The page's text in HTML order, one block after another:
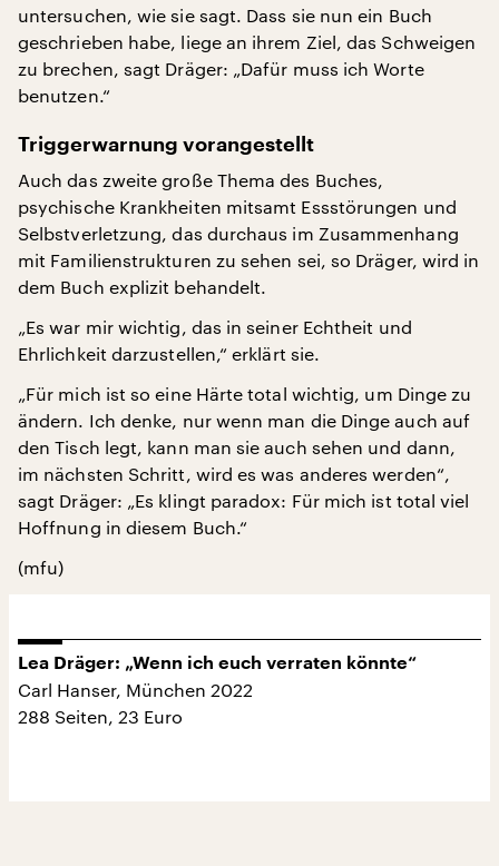
untersuchen, wie sie sagt. Dass sie nun ein Buch
geschrieben habe, liege an ihrem Ziel, das Schweigen
zu brechen, sagt Dräger: „Dafür muss ich Worte
benutzen.“
Triggerwarnung vorangestellt
Auch das zweite große Thema des Buches,
psychische Krankheiten mitsamt Essstörungen und
Selbstverletzung, das durchaus im Zusammenhang
mit Familienstrukturen zu sehen sei, so Dräger, wird in
dem Buch explizit behandelt.
„Es war mir wichtig, das in seiner Echtheit und
Ehrlichkeit darzustellen,“ erklärt sie.
„Für mich ist so eine Härte total wichtig, um Dinge zu
ändern. Ich denke, nur wenn man die Dinge auch auf
den Tisch legt, kann man sie auch sehen und dann,
im nächsten Schritt, wird es was anderes werden“,
sagt Dräger: „Es klingt paradox: Für mich ist total viel
Hoffnung in diesem Buch.“
(mfu)
Lea Dräger: „Wenn ich euch verraten könnte“
Carl Hanser, München 2022
288 Seiten, 23 Euro